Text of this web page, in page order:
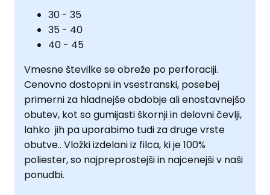
30 - 35
35 - 40
40 - 45
Vmesne številke se obreže po perforaciji.
Cenovno dostopni in vsestranski, posebej
primerni za hladnejše obdobje ali enostavnejšo
obutev, kot so gumijasti škornji in delovni čevlji,
lahko jih pa uporabimo tudi za druge vrste
obutve.. Vložki izdelani iz filca, ki je 100%
poliester, so najpreprostejši in najcenejši v naši
ponudbi.